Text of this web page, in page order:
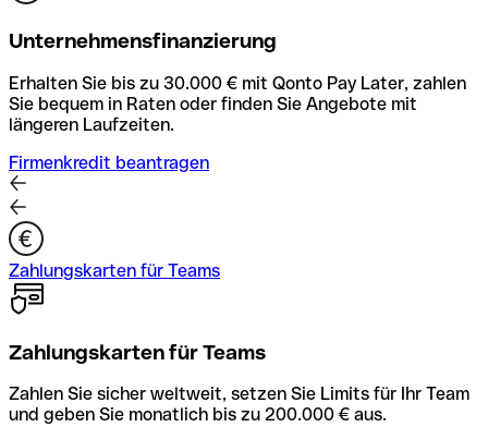
Unternehmensfinanzierung
Erhalten Sie bis zu 30.000 € mit Qonto Pay Later, zahlen
Sie bequem in Raten oder finden Sie Angebote mit
längeren Laufzeiten.
Firmenkredit beantragen
Zahlungskarten für Teams
Zahlungskarten für Teams
Zahlen Sie sicher weltweit, setzen Sie Limits für Ihr Team
und geben Sie monatlich bis zu 200.000 € aus.